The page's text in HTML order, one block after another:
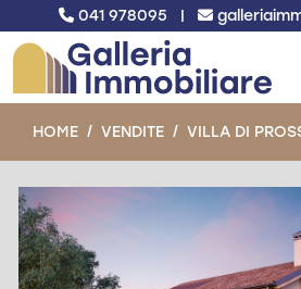
041 978095 |
HOME VENDITE VILLA DI